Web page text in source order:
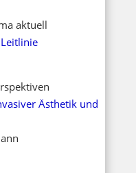
aktuell
Ästhetik und